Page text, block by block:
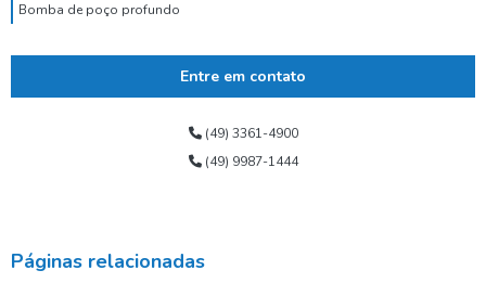
Bomba de poço profundo
Bomba submersa alta vazão
Entre em contato
(49) 3361-4900
(49) 9987-1444
Páginas relacionadas